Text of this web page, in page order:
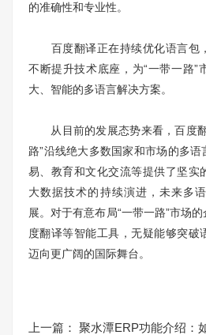
的准确性和专业性。
百度翻译正在持续优化语言包
不断提升技术底座，为“一带一路”
大、智能的多语言解决方案。
从目前的发展态势来看，百度翻
路”沿线绝大多数国家和市场的多
易、教育和文化交流等提供了坚实
大数据技术的持续演进，未来多
展。对于有意布局“一带一路”市场
度翻译等智能工具，无疑能够突破
迈向更广阔的国际舞台。
上一篇： 聚水潭ERP功能介绍：